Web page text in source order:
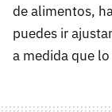
de alimentos,
puedes ir
a medida que